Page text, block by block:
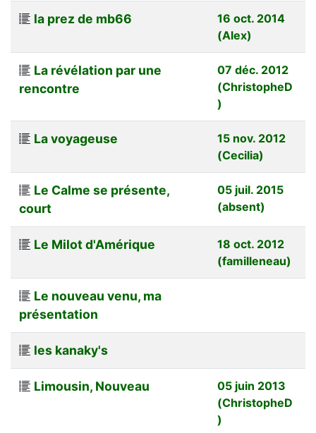
la prez de mb66
16 oct. 2014
(Alex)
La révélation par une
rencontre
07 déc. 2012
(ChristopheD
)
La voyageuse
15 nov. 2012
(Cecilia)
Le Calme se présente,
court
05 juil. 2015
(absent)
Le Milot d'Amérique
18 oct. 2012
(familleneau)
Le nouveau venu, ma
présentation
les kanaky's
Limousin, Nouveau
05 juin 2013
(ChristopheD
)